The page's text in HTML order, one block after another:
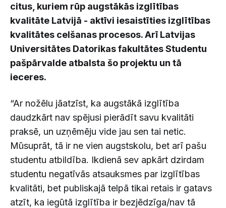
citus, kuriem rūp augstākās izglītības
kvalitāte Latvijā - aktīvi iesaistīties izglītības
kvalitātes celšanas procesos. Arī Latvijas
Universitātes Datorikas fakultātes Studentu
pašpārvalde atbalsta šo projektu un tā
ieceres.
“Ar nožēlu jāatzīst, ka augstākā izglītība
daudzkārt nav spējusi pierādīt savu kvalitāti
praksē, un uzņēmēju vide jau sen tai netic.
Mūsuprāt, tā ir ne vien augstskolu, bet arī pašu
studentu atbildība. Ikdienā sev apkārt dzirdam
studentu negatīvās atsauksmes par izglītības
kvalitāti, bet publiskajā telpā tikai retais ir gatavs
atzīt, ka iegūtā izglītība ir bezjēdzīga/nav tā